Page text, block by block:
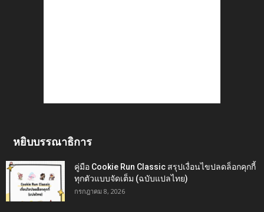
หยิบบรรณาธิการ
คู่มือ Cookie Run Classic สรุปเงื่อนไขปลดล็อกคุกกี้
ทุกตัวแบบจัดเต็ม (ฉบับแปลไทย)
กรกฎาคม 8, 2026